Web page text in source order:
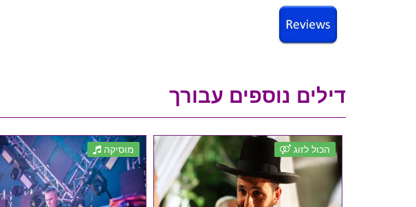
דילים נוספים עבורך
הכול לזוג מוסיקה